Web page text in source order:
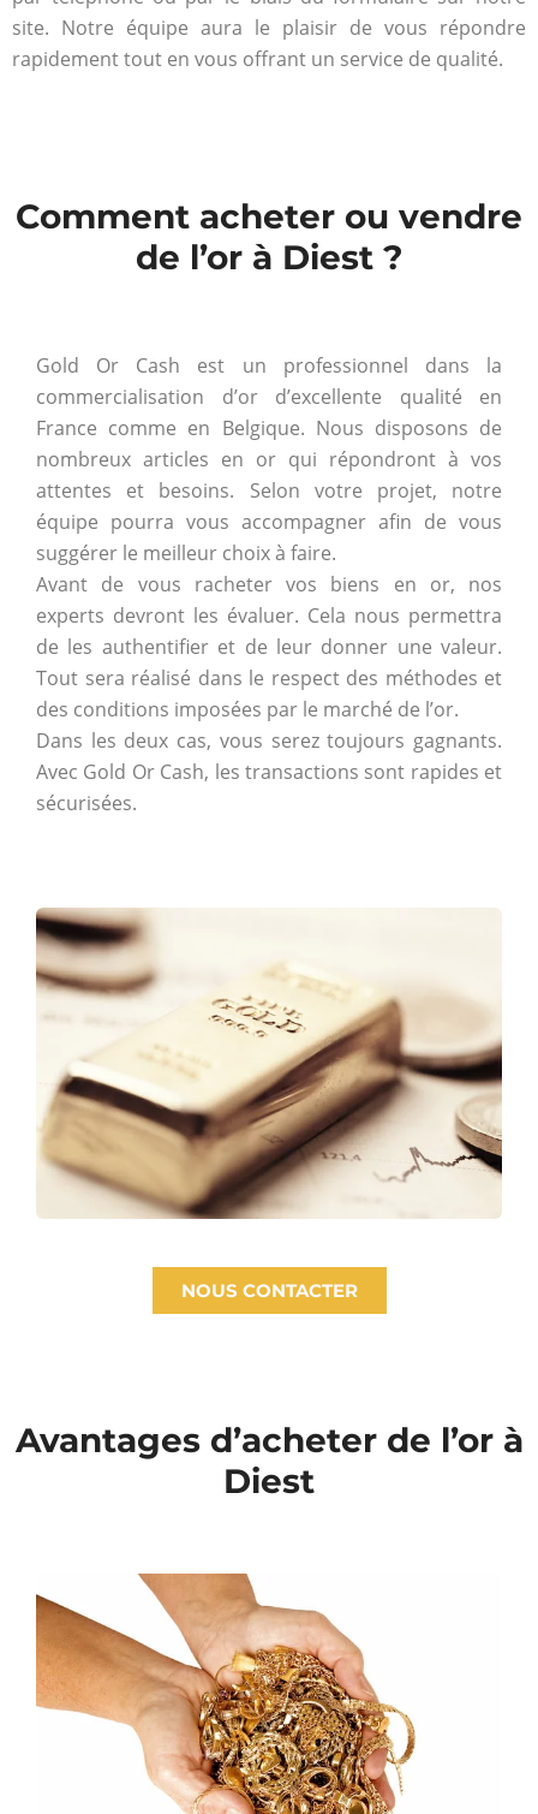
site. Notre équipe aura le plaisir de vous répondre
rapidement tout en vous offrant un service de qualité.
Comment acheter ou vendre
de l’or à Diest ?
Gold Or Cash est un professionnel dans la
commercialisation d’or d’excellente qualité en
France comme en Belgique. Nous disposons de
nombreux articles en or qui répondront à vos
attentes et besoins. Selon votre projet, notre
équipe pourra vous accompagner afin de vous
suggérer le meilleur choix à faire.
Avant de vous racheter vos biens en or, nos
experts devront les évaluer. Cela nous permettra
de les authentifier et de leur donner une valeur.
Tout sera réalisé dans le respect des méthodes et
des conditions imposées par le marché de l’or.
Dans les deux cas, vous serez toujours gagnants.
Avec Gold Or Cash, les transactions sont rapides et
sécurisées.
NOUS CONTACTER
Avantages d’acheter de l’or à
Diest